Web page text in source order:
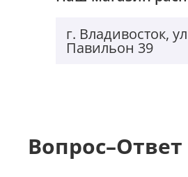
г. Владивосток,
Павильон 39
Вопрос–Ответ